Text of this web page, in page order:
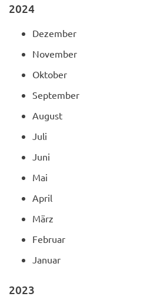
2024
Dezember
November
Oktober
September
August
Juli
Juni
Mai
April
März
Februar
Januar
2023